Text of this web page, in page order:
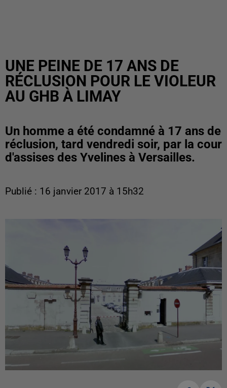
UNE PEINE DE 17 ANS DE
RÉCLUSION POUR LE VIOLEUR
AU GHB À LIMAY
Un homme a été condamné à 17 ans de
réclusion, tard vendredi soir, par la cour
d'assises des Yvelines à Versailles.
Publié : 16 janvier 2017 à 15h32